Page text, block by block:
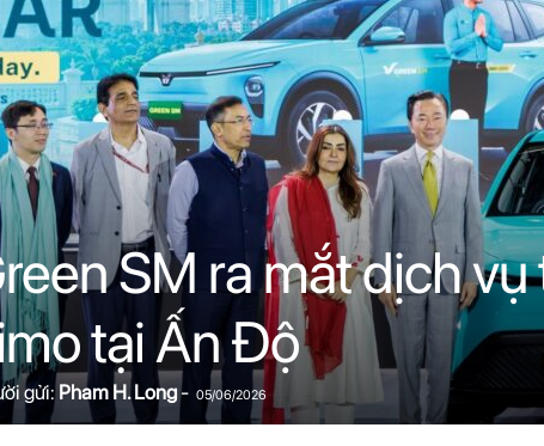
n
i
n
.
o
m
SM ra mắt dịch
tại Ấn Độ
gửi: Pham H. Long- 05/06/2026